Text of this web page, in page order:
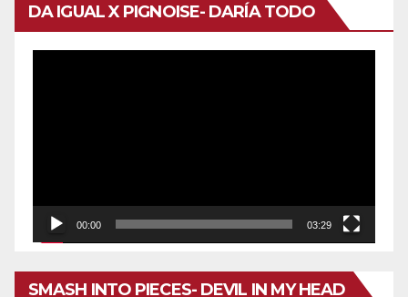
DA IGUAL X PIGNOISE- DARÍA TODO
00:00 03:29
SMASH INTO PIECES- DEVIL IN MY HEAD